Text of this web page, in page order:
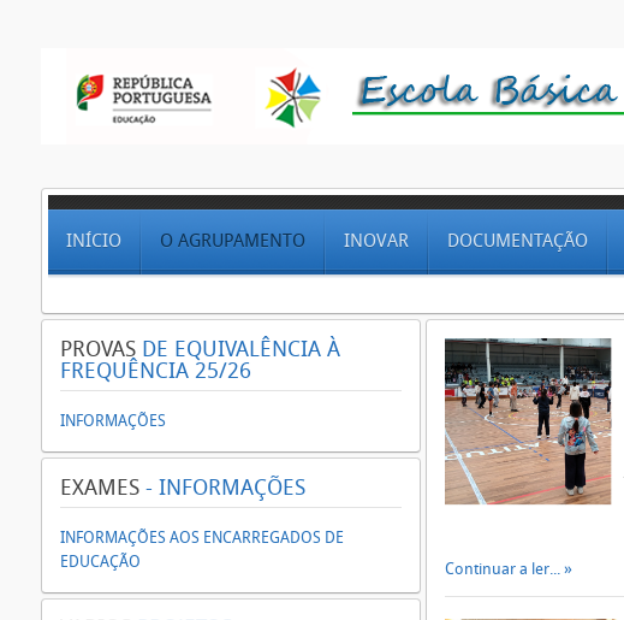
INÍCIO O AGRUPAMENTO INOVAR DOCUMENTAÇÃO
Continuar a ler...
PROVAS DE EQUIVALÊNCIA À
FREQUÊNCIA 25/26
INFORMAÇÕES
EXAMES - INFORMAÇÕES
INFORMAÇÕES AOS ENCARREGADOS DE
EDUCAÇÃO